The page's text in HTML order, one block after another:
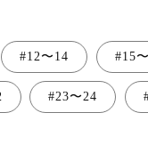
#12〜14 #15
#23〜24